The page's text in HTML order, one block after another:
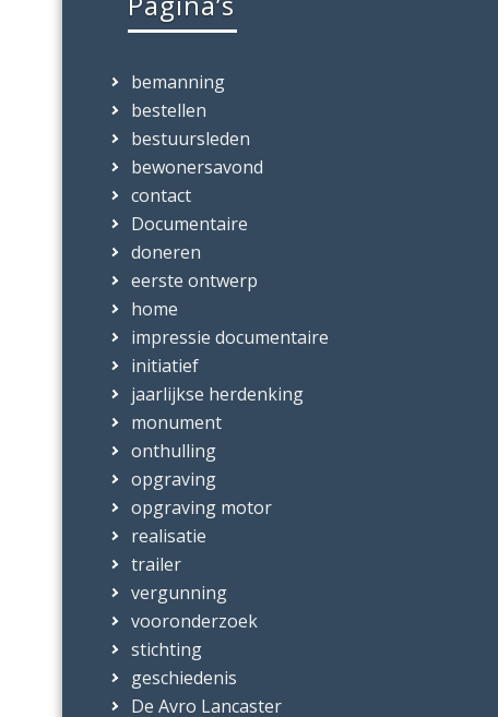
bemanning
bestellen
bestuursleden
bewonersavond
contact
Documentaire
doneren
eerste ontwerp
home
impressie documentaire
initiatief
jaarlijkse herdenking
monument
onthulling
opgraving
opgraving motor
realisatie
trailer
vergunning
vooronderzoek
stichting
geschiedenis
De Avro Lancaster